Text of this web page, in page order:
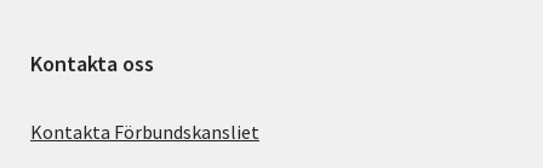
Kontakta oss
Kontakta Förbundskansliet